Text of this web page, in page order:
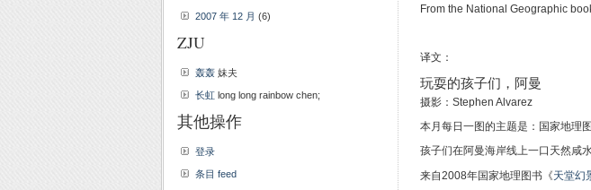
From the National Geographic
译文：
玩耍的孩子们，阿曼
摄影：Stephen Alvarez
本月每日一图的主题是：国家地理
孩子们在阿曼海岸线上一口天然咸
来自2008年国家地理图书《天堂幻
2007 年 12 月 (6)
ZJU
轰轰 妹夫
长虹 long long rainbow chen;
其他操作
登录
条目 feed